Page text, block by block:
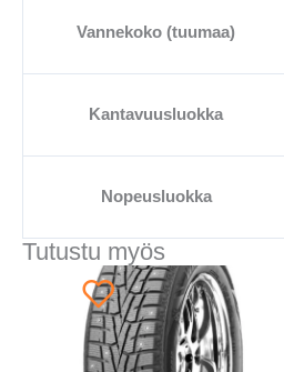
Vannekoko (tuumaa)
Kantavuusluokka
Nopeusluokka
Tutustu myös